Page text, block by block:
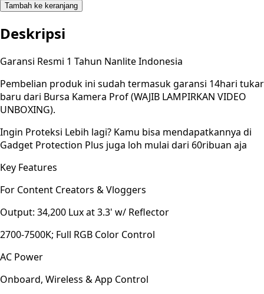
Tambah ke keranjang
Deskripsi
Garansi Resmi 1 Tahun Nanlite Indonesia
Pembelian produk ini sudah termasuk garansi 14hari tukar
baru dari Bursa Kamera Prof (WAJIB LAMPIRKAN VIDEO
UNBOXING).
Ingin Proteksi Lebih lagi? Kamu bisa mendapatkannya di
Gadget Protection Plus juga loh mulai dari 60ribuan aja
Key Features
For Content Creators & Vloggers
Output: 34,200 Lux at 3.3' w/ Reflector
2700-7500K; Full RGB Color Control
AC Power
Onboard, Wireless & App Control